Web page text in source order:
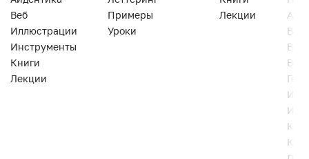
Веб
Иллюстрации
Инструменты
Книги
Лекции
Примеры
Уроки
Лекции
Веб